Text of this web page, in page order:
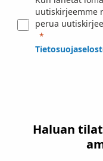
uutiskirjeemme
perua
Haluan